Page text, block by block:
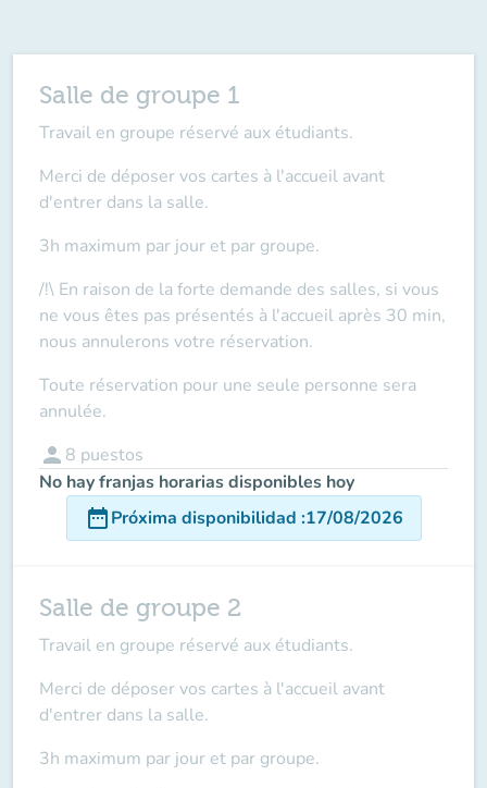
Salle de groupe 1
Travail en groupe réservé aux étudiants.
Merci de déposer vos cartes à l'accueil avant
d'entrer dans la salle.
3h maximum par jour et par groupe.
/!\ En raison de la forte demande des salles, si vous
ne vous êtes pas présentés à l'accueil après 30 min,
nous annulerons votre réservation.
Toute réservation pour une seule personne sera
annulée.
person 8 puestos
No hay franjas horarias disponibles hoy
date_rangePróxima disponibilidad :17/08/2026
Salle de groupe 2
Travail en groupe réservé aux étudiants.
Merci de déposer vos cartes à l'accueil avant
d'entrer dans la salle.
3h maximum par jour et par groupe.